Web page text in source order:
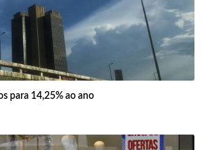
para 14,25% ao ano